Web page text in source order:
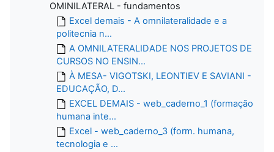
OMINILATERAL - fundamentos
Excel demais - A omnilateralidade e a
politecnia n...
A OMNILATERALIDADE NOS PROJETOS DE
CURSOS NO ENSIN...
À MESA- VIGOTSKI, LEONTIEV E SAVIANI -
EDUCAÇÃO, D...
EXCEL DEMAIS - web_caderno_1 (formação
humana inte...
Excel - web_caderno_3 (form. humana,
tecnologia e ...